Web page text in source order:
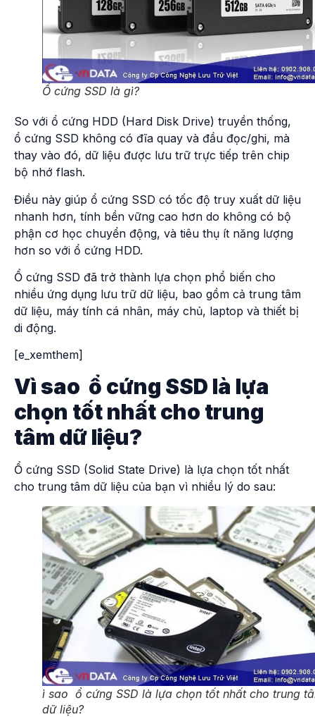
Ổ cứng SSD là gì?
So với ổ cứng HDD (Hard Disk Drive) truyền thống,
ổ cứng SSD không có đĩa quay và đầu đọc/ghi, mà
thay vào đó, dữ liệu được lưu trữ trực tiếp trên chip
bộ nhớ flash.
Điều này giúp ổ cứng SSD có tốc độ truy xuất dữ liệu
nhanh hơn, tính bền vững cao hơn do không có bộ
phận cơ học chuyển động, và tiêu thụ ít năng lượng
hơn so với ổ cứng HDD.
Ổ cứng SSD đã trở thành lựa chọn phổ biến cho
nhiều ứng dụng lưu trữ dữ liệu, bao gồm cả trung tâm
dữ liệu, máy tính cá nhân, máy chủ, laptop và thiết bị
di động.
[e_xemthem]
Vì sao ổ cứng SSD là lựa
chọn tốt nhất cho trung
tâm dữ liệu?
Ổ cứng SSD (Solid State Drive) là lựa chọn tốt nhất
cho trung tâm dữ liệu của bạn vì nhiều lý do sau:
ì sao ổ cứng SSD là lựa chọn tốt nhất cho trung
dữ liệu?